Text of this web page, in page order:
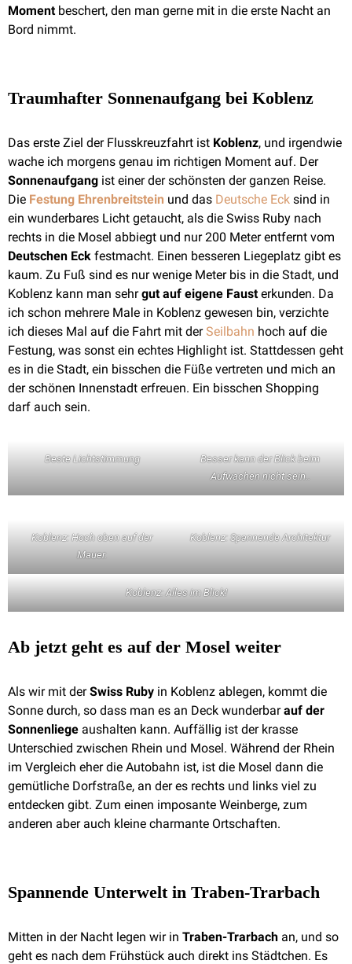
Momentbeschert, den man gerne mit in die erste Nacht an
Bord nimmt.
Traumhafter Sonnenaufgang bei Koblenz
Das erste Ziel der Flusskreuzfahrt ist Koblenz, und irgendwie
wache ich morgens genau im richtigen Moment auf. Der
Sonnenaufgang ist einer der schönsten der ganzen Reise.
Die Festung Ehrenbreitstein und das Deutsche Eck sind in
ein wunderbares Licht getaucht, als die Swiss Ruby nach
rechts in die Mosel abbiegt und nur 200 Meter entfernt vom
Deutschen Eck festmacht. Einen besseren Liegeplatz gibt es
kaum. Zu Fuß sind es nur wenige Meter bis in die Stadt, und
Koblenz kann man sehrgut auf eigene Fausterkunden. Da
ich schon mehrere Male in Koblenz gewesen bin, verzichte
ich dieses Mal auf die Fahrt mit derSeilbahn hoch auf die
Festung, was sonst ein echtes Highlight ist. Stattdessen geht
es in die Stadt, ein bisschen die Füße vertreten und mich an
der schönen Innenstadt erfreuen. Ein bisschen Shopping
darf auch sein.
Beste Lichtstimmung
Besser kann der Blick beim
Aufwachen nicht sein..
Koblenz: Hoch oben auf der
Mauer.
Koblenz: Spannende Architektur
Koblenz: Alles im Blick!
Ab jetzt geht es auf der Mosel weiter
Als wir mit derSwiss Ruby in Koblenz ablegen, kommt die
Sonne durch, so dass man es an Deck wunderbarauf der
Sonnenliege aushalten kann. Auffällig ist der krasse
Unterschied zwischen Rhein und Mosel. Während der Rhein
im Vergleich eher die Autobahn ist, ist die Mosel dann die
gemütliche Dorfstraße, an der es rechts und links viel zu
entdecken gibt. Zum einen imposante Weinberge, zum
anderen aber auch kleine charmante Ortschaften.
Spannende Unterwelt in Traben-Trarbach
Mitten in der Nacht legen wir in Traben-Trarbach an, und so
geht es nach dem Frühstück auch direkt ins Städtchen. Es